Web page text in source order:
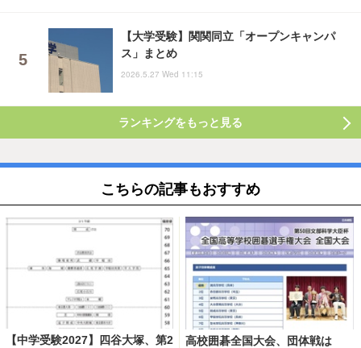
【大学受験】関関同立「オープンキャンパ
ス」まとめ
2026.5.27 Wed 11:15
ランキングをもっと見る
こちらの記事もおすすめ
【中学受験2027】四谷大塚、第2
高校囲碁全国大会、団体戦は